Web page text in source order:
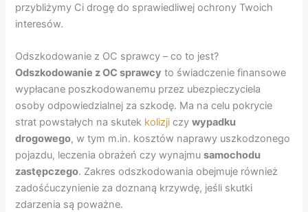
przybliżymy Ci drogę do sprawiedliwej ochrony Twoich
interesów.
Odszkodowanie z OC sprawcy – co to jest?
Odszkodowanie z OC sprawcy to świadczenie finansowe
wypłacane poszkodowanemu przez ubezpieczyciela
osoby odpowiedzialnej za szkodę. Ma na celu pokrycie
strat powstałych na skutek kolizji czywypadku
drogowego, w tym m.in. kosztów naprawy uszkodzonego
pojazdu, leczenia obrażeń czy wynajmusamochodu
zastępczego. Zakres odszkodowania obejmuje również
zadośćuczynienie za doznaną krzywdę, jeśli skutki
zdarzenia są poważne.